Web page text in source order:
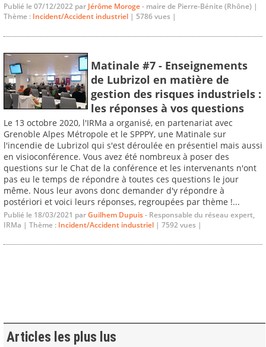
Publié le 07/12/2022 par Jérôme Moroge- maire de Pierre-Bénite (Rhône) |
Thème : Incident/Accident industriel | 5786 vues |
Matinale #7 - Enseignements
de Lubrizol en matière de
gestion des risques industriels :
les réponses à vos questions
Le 13 octobre 2020, l'IRMa a organisé, en partenariat avec
Grenoble Alpes Métropole et le SPPPY, une Matinale sur
l'incendie de Lubrizol qui s'est déroulée en présentiel mais aussi
en visioconférence. Vous avez été nombreux à poser des
questions sur le Chat de la conférence et les intervenants n'ont
pas eu le temps de répondre à toutes ces questions le jour
même. Nous leur avons donc demander d'y répondre à
postériori et voici leurs réponses, regroupées par thème !...
Publié le 18/03/2021 parGuilhem Dupuis- Responsable du réseau expert,
IRMa | Thème : Incident/Accident industriel | 7592 vues |
Articles les plus lus